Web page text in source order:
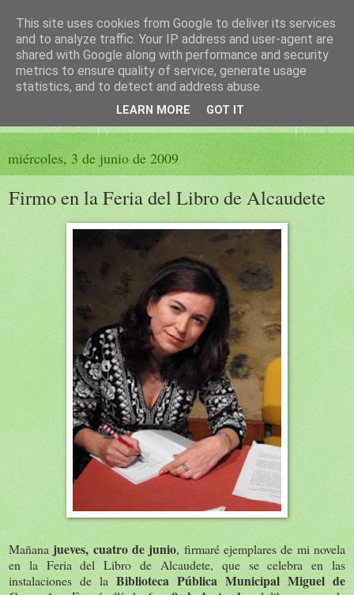
El sueño de las palabras
PÁGINA LITERARIA DE FELISA MORENO
miércoles, 3 de junio de 2009
Firmo en la Feria del Libro de Alcaudete
Mañanajueves, cuatro de junio, firmaré ejemplares de mi novela
en la Feria del Libro de Alcaudete, que se celebra en las
instalaciones de la Biblioteca Pública Municipal Miguel de
This site uses cookies from Google to deliver its services
and to analyze traffic. Your IP address and user-agent are
shared with Google along with performance and security
metrics to ensure quality of service, generate usage
statistics, and to detect and address abuse.
LEARN MORE GOT IT